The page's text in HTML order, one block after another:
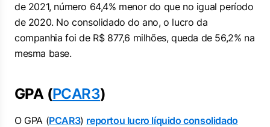
de 2021, número 64,4% menor do que no igual período
de 2020. No consolidado do ano, o lucro da
companhia foi de R$ 877,6 milhões, queda de 56,2% na
mesma base.
GPA (PCAR3)
O GPA (PCAR3) reportou lucro líquido consolidado